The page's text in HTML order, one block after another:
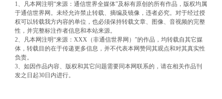
1、凡本网注明“来源：通信世界全媒体”及标有原创的所有作品，版权均属
于通信世界网。未经允许禁止转载、摘编及镜像，违者必究。对于经过授
权可以转载我方内容的单位，也必须保持转载文章、图像、音视频的完整
性，并完整标注作者信息和本站来源。
2、凡本网注明“来源：XXX（非通信世界网）”的作品，均转载自其它媒
体，转载目的在于传递更多信息，并不代表本网赞同其观点和对其真实性
负责。
3、如因作品内容、版权和其它问题需要同本网联系的，请在相关作品刊
发之日起30日内进行。